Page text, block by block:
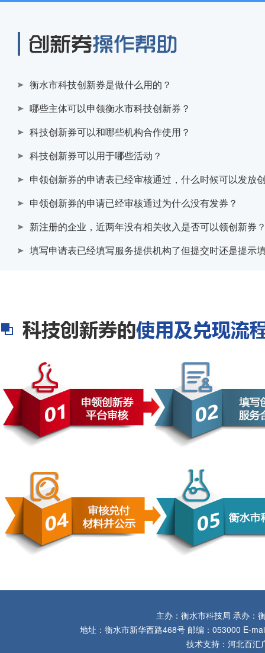
衡水市科技创新券是做什么用的？
哪些主体可以申领衡水市科技创新券？
科技创新券可以和哪些机构合作使用？
科技创新券可以用于哪些活动？
申领创新券的申请表已经审核通过，什么时候可以发放
申领创新券的申请已经审核通过为什么没有发券？
新注册的企业，近两年没有相关收入是否可以领创新券
填写申请表已经填写服务提供机构了但提交时还是提示
主办：衡水市科技局 承办：
地址：衡水市新华西路468号 邮编：053000 E-
技术支持：河北百